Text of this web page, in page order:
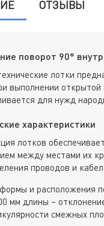
ОТЗЫВЫ
поворот 90°
лотки
выполнении открытой
для нужд
характеристики
лотков
между местами их
проводов и
и расположения
мм длины –
смежных